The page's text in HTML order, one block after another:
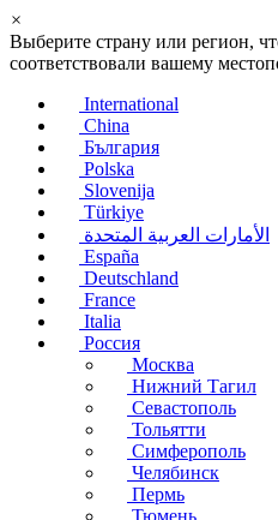
×
Выберите страну или регион,
соответствовали вашему
International
China
България
Polska
Slovenija
Türkiye
الأمارات العربية المتحدة
España
Deutschland
France
Italia
Россия
Москва
Нижний Тагил
Севастополь
Тольятти
Симферополь
Челябинск
Пермь
Тюмень